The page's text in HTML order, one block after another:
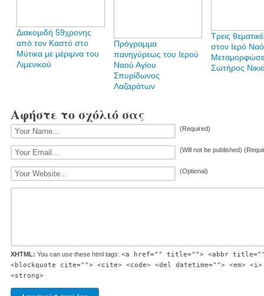
Διακομιδή 59χρονης
από τον Καστό στο
Μύτικα με μέριμνα του
Λιμενικού
Πρόγραμμα
πανηγύρεως του Ιερού
Ναού Αγίου
Σπυρίδωνος
Λαζαράτων
Τρεις
στον Ιερό Ναό
Σωτήρος
Αφήστε το σχόλιό σας
(Required)
(Will not be published)
(Optional)
XHTML: You can use these html tags: <a href="" title=""> <abbr
<blockquote cite=""> <cite> <code> <del datetime=""> <em>
<strong>